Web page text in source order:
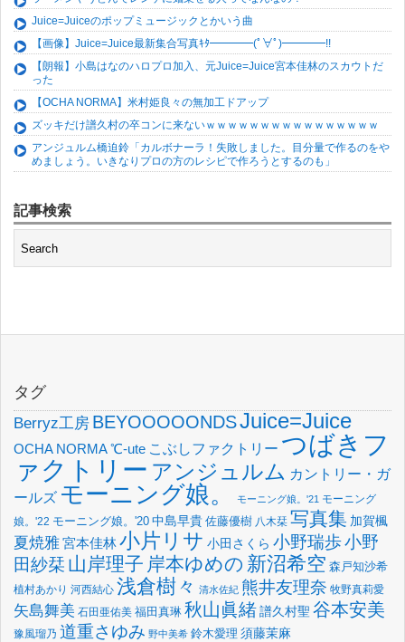
Juice=Juiceのポップミュージックとかいう曲
【画像】Juice=Juice最新集合写真ｷﾀ━━━━(ﾟ∀ﾟ)━━━━!!
【朗報】小島はなのハロプロ加入、元Juice=Juice宮本佳林のスカウトだ
った
【OCHA NORMA】米村姫良々の無加工ドアップ
ズッキだけ譜久村の卒コンに来ないｗｗｗｗｗｗｗｗｗｗｗｗｗｗｗｗ
アンジュルム橋迫鈴「カルボナーラ！失敗しました。目分量で作るのをや
めましょう。いきなりプロの方のレシピで作ろうとするのも」
記事検索
タグ
Berryz工房 BEYOOOOONDSJuice=Juice
OCHA NORMA℃-ute こぶしファクトリー つばきフ
ァクトリー アンジュルム カントリー・ガ
ールズ モーニング娘。 モーニング娘。'21 モーニング
娘。'22 モーニング娘。'20 中島早貴 佐藤優樹 八木栞 写真集 加賀楓
夏焼雅宮本佳林小片リサ 小田さくら 小野瑞歩小野
田紗栞 山岸理子 岸本ゆめの 新沼希空 森戸知沙希
植村あかり 河西結心 浅倉樹々 清水佐紀 熊井友理奈 牧野真莉愛
矢島舞美 石田亜佑美 福田真琳 秋山眞緒譜久村聖 谷本安美
豫風瑠乃 道重さゆみ 野中美希 鈴木愛理 須藤茉麻